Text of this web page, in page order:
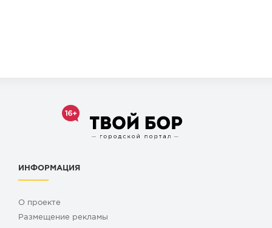
ИНФОРМАЦИЯ
О проекте
Размещение рекламы